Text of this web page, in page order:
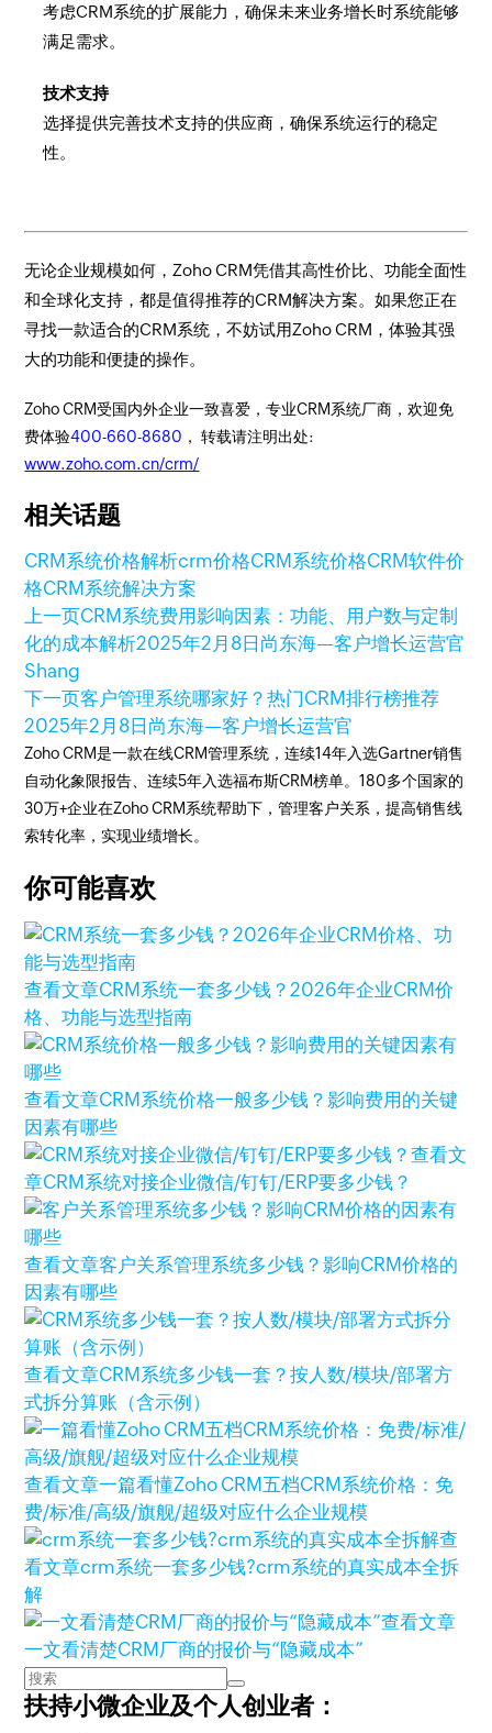
考虑CRM系统的扩展能力，确保未来业务增长时系统能够
满足需求。
技术支持
选择提供完善技术支持的供应商，确保系统运行的稳定
性。
无论企业规模如何，Zoho CRM凭借其高性价比、功能全面性
和全球化支持，都是值得推荐的CRM解决方案。如果您正在
寻找一款适合的CRM系统，不妨试用Zoho CRM，体验其强
大的功能和便捷的操作。
Zoho CRM受国内外企业一致喜爱，专业CRM系统厂商，欢迎免
费体验400-660-8680 ， 转载请注明出处:
www.zoho.com.cn/crm/
相关话题
CRM系统价格解析crm价格CRM系统价格CRM软件价
格CRM系统解决方案
上一页CRM系统费用影响因素：功能、用户数与定制
化的成本解析2025年2月8日 尚东海—客户增长运营官
Shang
下一页客户管理系统哪家好？热门CRM排行榜推荐
2025年2月8日 尚东海—客户增长运营官
Zoho CRM是一款在线CRM管理系统，连续14年入选Gartner销售
自动化象限报告、连续5年入选福布斯CRM榜单。180多个国家的
30万+企业在Zoho CRM系统帮助下，管理客户关系，提高销售线
索转化率，实现业绩增长。
你可能喜欢
查看文章CRM系统一套多少钱？2026年企业CRM价
格、功能与选型指南
查看文章CRM系统价格一般多少钱？影响费用的关键
因素有哪些
查看文
章CRM系统对接企业微信/钉钉/ERP要多少钱？
查看文章客户关系管理系统多少钱？影响CRM价格的
因素有哪些
查看文章CRM系统多少钱一套？按人数/模块/部署方
式拆分算账（含示例）
查看文章一篇看懂Zoho CRM五档CRM系统价格：免
费/标准/高级/旗舰/超级对应什么企业规模
查
看文章crm系统一套多少钱?crm系统的真实成本全拆
解
查看文章
一文看清楚CRM厂商的报价与“隐藏成本”
扶持小微企业及个人创业者：